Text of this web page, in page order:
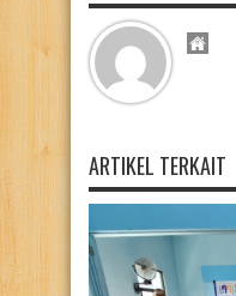
ARTIKEL TERKAIT